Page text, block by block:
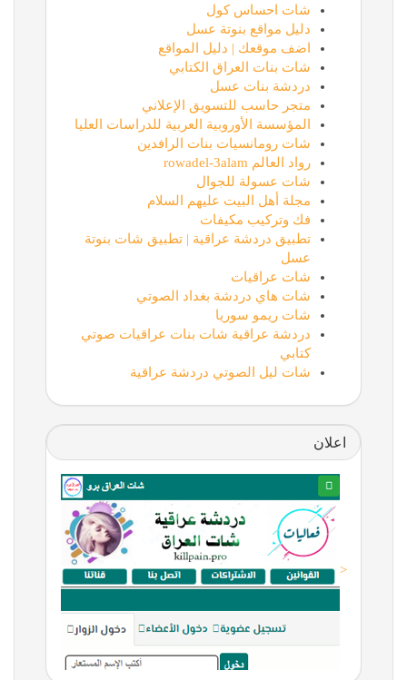
شات احساس كول
دليل مواقع بنوتة عسل
اضف موقعك | دليل المواقع
شات بنات العراق الكتابي
دردشة بنات عسل
متجر حاسب للتسويق الإعلاني
المؤسسة الأوروبية العربية للدراسات العليا
شات رومانسيات بنات الرافدين
رواد العالم rowadel-3alam
شات عسولة للجوال
مجلة أهل البيت عليهم السلام
فك وتركيب مكيفات
تطبيق دردشة عراقية | تطبيق شات بنوتة
عسل
شات عراقيات
شات هاي دردشة بغداد الصوتي
شات ريمو سوريا
دردشة عراقية شات بنات عراقيات صوتي
كتابي
شات ليل الصوتي دردشة عراقية
اعلان
<